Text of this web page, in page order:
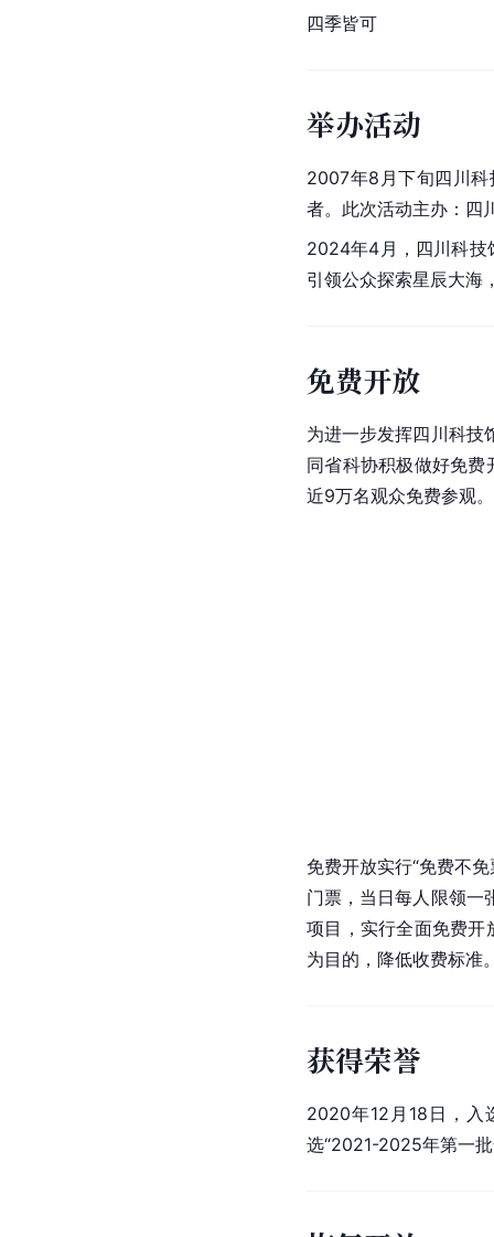
四季皆可
举办活动
2007年8月下旬四川科
者。此次活动主办： 四
2024年4月，四川科技
引领公众探索星辰大海
免费开放
为进一步发挥四川科技
同省科协积极做好免
近9万名观众免费参观。
免费开放实行“免费不
门票，当日每人限领一
项目，实行全面免费开
为目的，降低收费标准
获得荣誉
2020年12月18日，入
选“2021-2025年第一